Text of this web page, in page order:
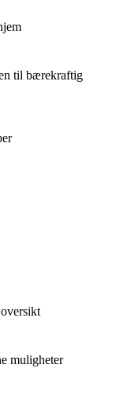
til bærekraftig
muligheter